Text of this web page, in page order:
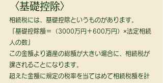
〈基礎控除〉
相続税には、基礎控除というものがあります。
『基礎控除額＝（3000万円＋600万円）×法定相続
人の数』
この金額より遺産の総額が大きい場合に、相続税が
課されることになります。
超えた金額に規定の税率を当てはめて相続税額を計